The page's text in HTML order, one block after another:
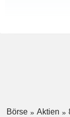
Börse Aktien